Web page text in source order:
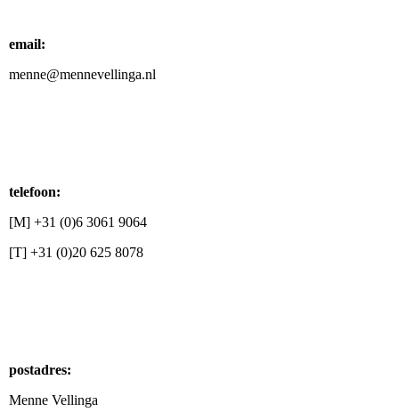
email:
menne@mennevellinga.nl
telefoon:
[M] +31 (0)6 3061 9064
[T] +31 (0)20 625 8078
postadres:
Menne Vellinga